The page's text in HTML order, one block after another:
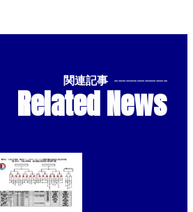
関連記事 --------------
Related News